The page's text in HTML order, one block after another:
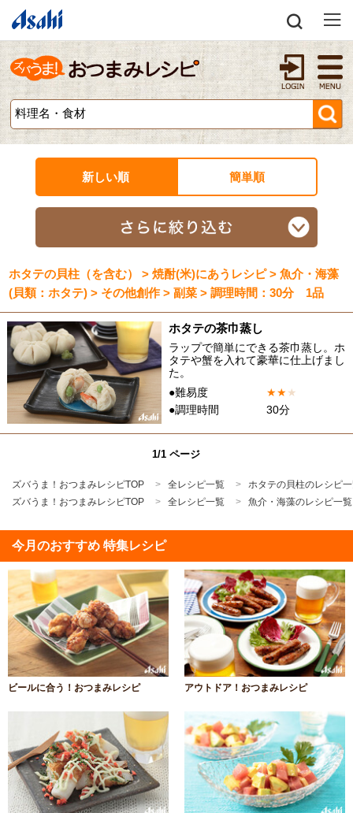
新しい順 簡単順
ホタテの貝柱（を含む） > 焼酎(米)にあうレシピ > 魚介・海藻
(貝類：ホタテ) > その他創作 > 副菜 > 調理時間：30分 1品
ホタテの茶巾蒸し
ラップで簡単にできる茶巾蒸し。ホ
タテや蟹を入れて豪華に仕上げまし
た。
●難易度
★★★
●調理時間
30分
1/1 ページ
ズバうま！おつまみレシピTOP 全レシピ一覧
ホタテの貝柱のレシピ
ズバうま！おつまみレシピTOP
全レシピ一覧 魚介・海藻のレシピ一覧
今月のおすすめ 特集レシピ
ビールに合う！おつまみレシピ アウトドア！おつまみレシピ